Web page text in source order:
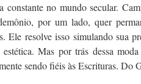
constante no mundo secular.
por um lado, quer
Ele resolve isso simulando sua
estética. Mas por trás dessa
sendo fiéis às Escrituras. Do